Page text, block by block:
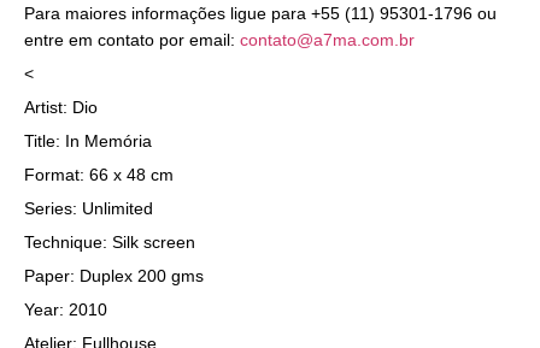
Para maiores informações ligue para +55 (11) 95301-1796 ou
entre em contato por email: contato@a7ma.com.br
<
Artist: Dio
Title: In Memória
Format: 66 x 48 cm
Series: Unlimited
Technique: Silk screen
Paper: Duplex 200 gms
Year: 2010
Atelier: Fullhouse